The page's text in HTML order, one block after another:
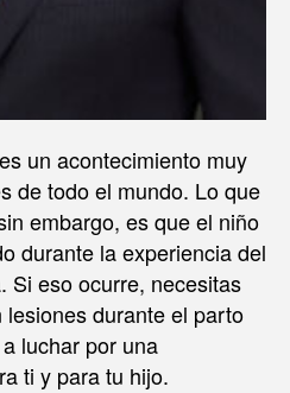
un acontecimiento muy
de todo el mundo. Lo que
embargo, es que el niño
durante la experiencia del
Si eso ocurre, necesitas
durante el parto
luchar por una
ti y para tu hijo.